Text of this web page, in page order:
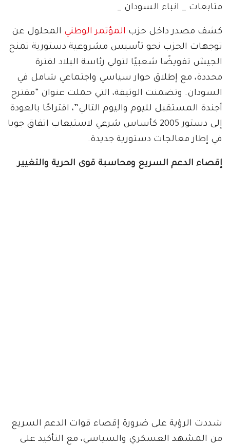
متابعات _ انباء السودان _
كشف مصدر داخل حزب المؤتمر الوطني المحلول عن
توجهات الحزب نحو تأسيس مشروعية دستورية تمنح
الجيش تفويضًا شعبيًا لتولي رئاسة البلاد لفترة
محددة، مع إطلاق حوار سياسي واجتماعي شامل في
السودان. وتضمنت الوثيقة، التي حملت عنوان “مقترح
أجندة المستقبل لليوم واليوم التالي”، اقتراحًا بالعودة
إلى دستور 2005 كأساس شرعي لاستيعاب اتفاق جوبا
في إطار معالجات دستورية جديدة.
إقصاء الدعم السريع ومحاسبة قوى الحرية والتغيير
شددت الرؤية على ضرورة إقصاء قوات الدعم السريع
من المشهد العسكري والسياسي، مع التأكيد على